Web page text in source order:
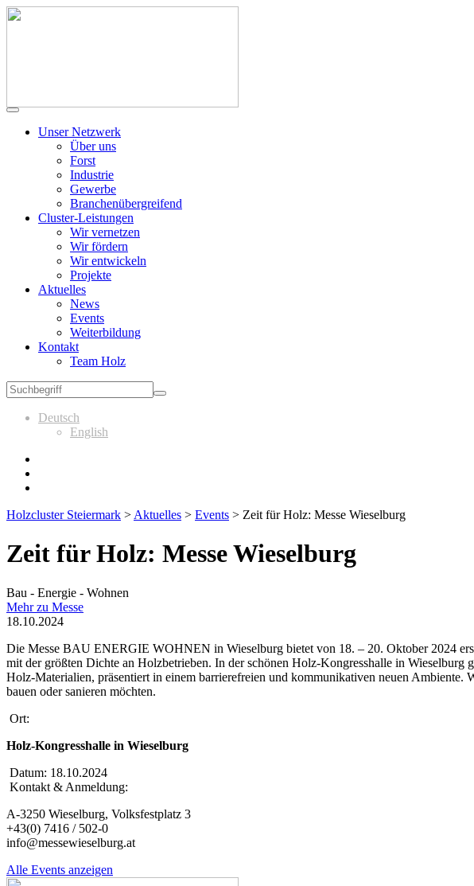
Unser Netzwerk
Über uns
Forst
Industrie
Gewerbe
Branchenübergreifend
Cluster-Leistungen
Wir vernetzen
Wir fördern
Wir entwickeln
Projekte
Aktuelles
News
Events
Weiterbildung
Kontakt
Team Holz
Deutsch
English
Holzcluster Steiermark > Aktuelles > Events > Zeit für Holz: Messe Wieselburg
Zeit für Holz: Messe Wieselburg
Bau - Energie - Wohnen
Mehr zu Messe
18.10.2024
Die Messe BAU ENERGIE WOHNEN in Wieselburg bietet von 18. – 20. Oktober 2024
mit der größten Dichte an Holzbetrieben. In der schönen Holz-Kongresshalle in
Holz-Materialien, präsentiert in einem barrierefreien und kommunikativen neuen
bauen oder sanieren möchten.
Ort:
Holz-Kongresshalle in Wieselburg
Datum: 18.10.2024
Kontakt & Anmeldung:
A-3250 Wieselburg, Volksfestplatz 3
+43(0) 7416 / 502-0
info@messewieselburg.at
Alle Events anzeigen